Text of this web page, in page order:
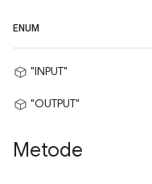
ENUM
"INPUT"
"OUTPUT"
Metode